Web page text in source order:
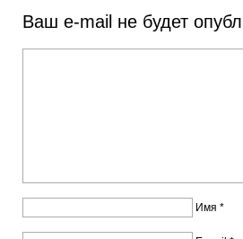
Ваш e-mail не будет
Имя *